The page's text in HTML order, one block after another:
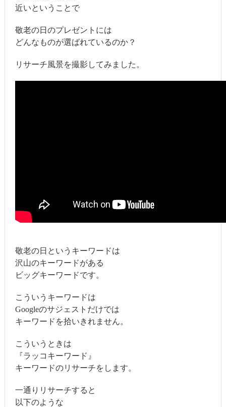
近いということで
敬老の日のプレゼントには
どんなものが選ばれているのか？
リサーチ風景を撮影してみました。
敬老の日というキーワードは
沢山のキーワードがある
ビッグキーワードです。
こういうキーワードは
Googleのサジェストだけでは
キーワードを拾いきれません。
こういうときは
『ラッコキーワード』
キーワードのリサーチをします。
一通りリサーチすると
以下のような